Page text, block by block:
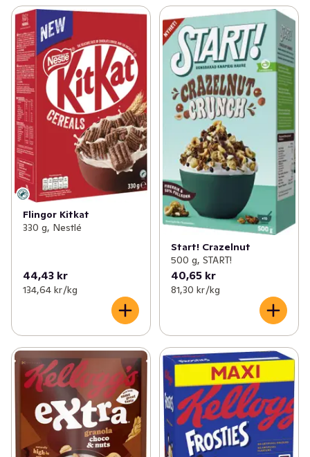
Flingor Kitkat
330 g, Nestlé
44,43 kr
134,64 kr /kg
Start! Crazelnut
500 g, START!
40,65 kr
81,30 kr /kg